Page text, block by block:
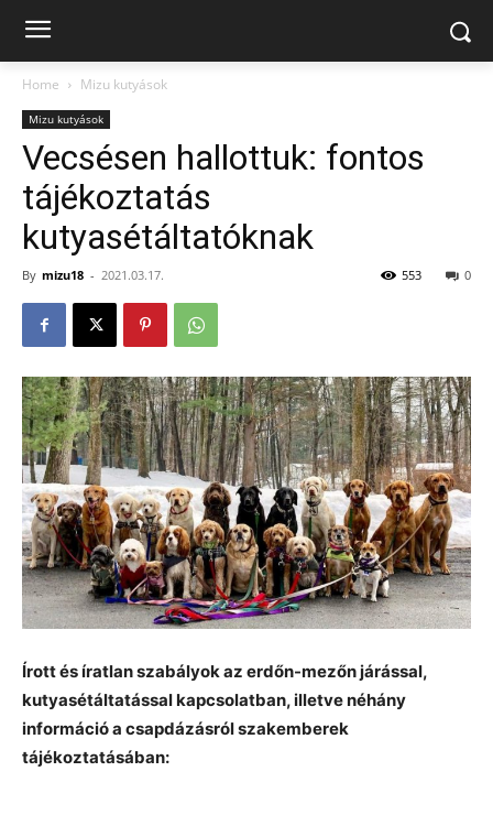
Home Mizu kutyások
Mizu kutyások
Vecsésen hallottuk: fontos
tájékoztatás
kutyasétáltatóknak
By mizu18 - 2021.03.17. 0
553
Írott és íratlan szabályok az erdőn-mezőn járással,
kutyasétáltatással kapcsolatban, illetve néhány
információ a csapdázásról szakemberek
tájékoztatásában: